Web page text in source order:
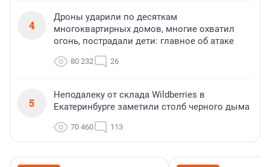
4
Дроны ударили по десяткам
многоквартирных домов, многие охватил
огонь, пострадали дети: главное об атаке
80 232 26
5
Неподалеку от склада Wildberries в
Екатеринбурге заметили столб черного дыма
70 460 113